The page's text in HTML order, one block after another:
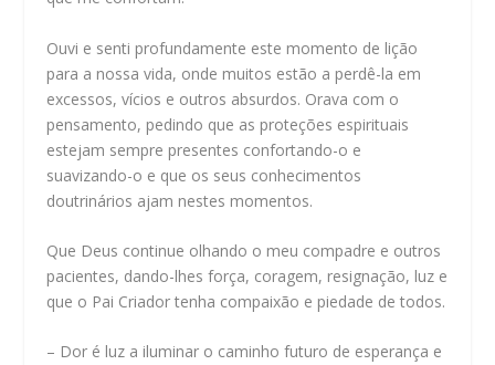
Ouvi e senti profundamente este momento de lição
para a nossa vida, onde muitos estão a perdê-la em
excessos, vícios e outros absurdos. Orava com o
pensamento, pedindo que as proteções espirituais
estejam sempre presentes confortando-o e
suavizando-o e que os seus conhecimentos
doutrinários ajam nestes momentos.
Que Deus continue olhando o meu compadre e outros
pacientes, dando-lhes força, coragem, resignação, luz e
que o Pai Criador tenha compaixão e piedade de todos.
– Dor é luz a iluminar o caminho futuro de esperança e